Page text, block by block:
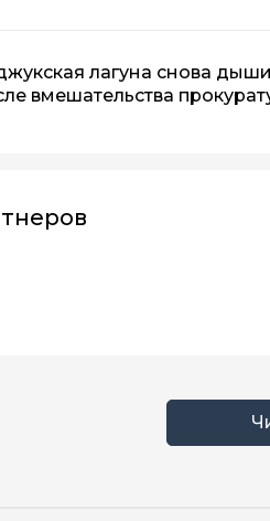
лагуна снова
вмешательства